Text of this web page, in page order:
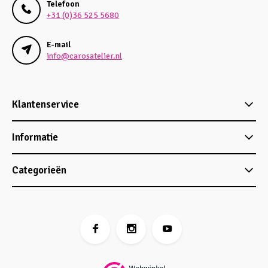
Telefoon
+31 (0)36 525 5680
E-mail
info@carosatelier.nl
Klantenservice
Informatie
Categorieën